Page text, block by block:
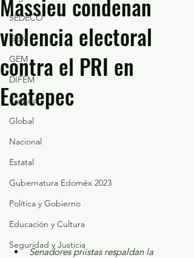
SEDECO
GEM
GEM
DIFEM
Cultura
Global
Nacional
Estatal
Gubernatura Edoméx 2023
Política y Gobierno
Educación y Cultura
Seguridad y Justicia
Massieu condenan
violencia electoral
contra el PRI en
Ecatepec
Senadores priistas respaldan la